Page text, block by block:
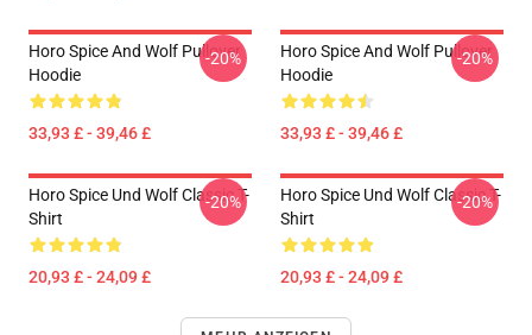
Horo Spice And Wolf Pullover
Hoodie
33,93 £ - 39,46 £
-20%
Horo Spice And Wolf Pullover
Hoodie
33,93 £ - 39,46 £
-20%
Horo Spice Und Wolf Classic T-
Shirt
20,93 £ - 24,09 £
-20%
Horo Spice Und Wolf Classic T-
Shirt
20,93 £ - 24,09 £
-20%